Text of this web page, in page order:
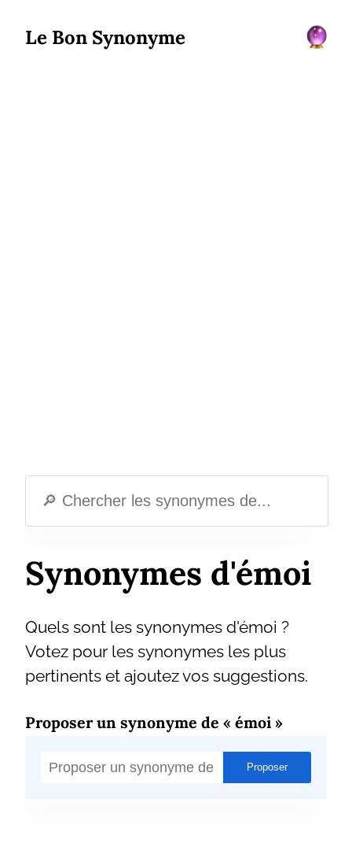
Le Bon Synonyme
Synonymes d'émoi
Quels sont les synonymes d'émoi ?
Votez pour les synonymes les plus
pertinents et ajoutez vos suggestions.
Proposer un synonyme de « émoi »